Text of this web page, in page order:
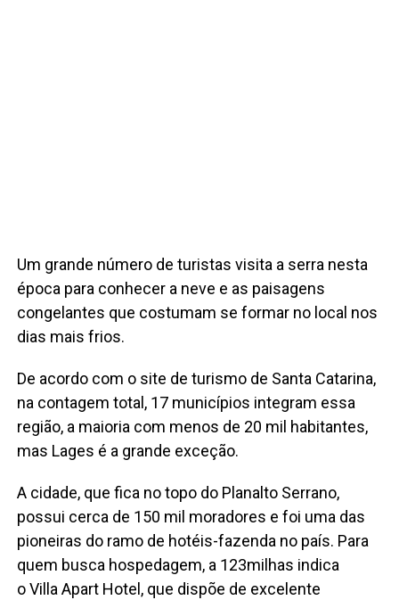
Um grande número de turistas visita a serra nesta
época para conhecer a neve e as paisagens
congelantes que costumam se formar no local nos
dias mais frios.
De acordo com o site de turismo de Santa Catarina,
na contagem total, 17 municípios integram essa
região, a maioria com menos de 20 mil habitantes,
mas Lages é a grande exceção.
A cidade, que fica no topo do Planalto Serrano,
possui cerca de 150 mil moradores e foi uma das
pioneiras do ramo de hotéis-fazenda no país. Para
quem busca hospedagem, a 123milhas indica
o Villa Apart Hotel, que dispõe de excelente